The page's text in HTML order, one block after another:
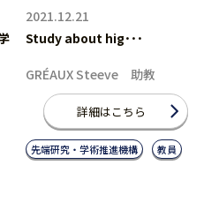
2021.12.21
Study about hig･･･
GRÉAUX Steeve 助教
詳細はこちら
先端研究・学術推進機構 教員